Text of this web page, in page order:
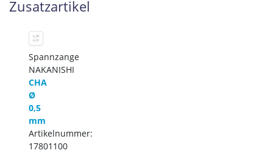
Zusatzartikel
Spannzange
NAKANISHI
CHA
Ø
0,5
mm
Artikelnummer:
17801100